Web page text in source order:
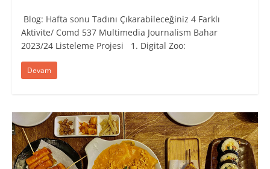
Blog: Hafta sonu Tadını Çıkarabileceğiniz 4 Farklı
Aktivite/ Comd 537 Multimedia Journalism Bahar
2023/24 Listeleme Projesi 1. Digital Zoo:
Devam